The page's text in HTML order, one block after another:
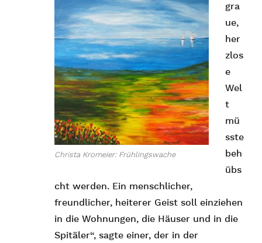
Christa Kromeier: Frühlingswache
gra
ue,
her
zlos
e
Wel
t
mü
sste
beh
übs
cht werden. Ein menschlicher,
freundlicher, heiterer Geist soll einziehen
in die Wohnungen, die Häuser und in die
Spitäler“, sagte einer, der in der